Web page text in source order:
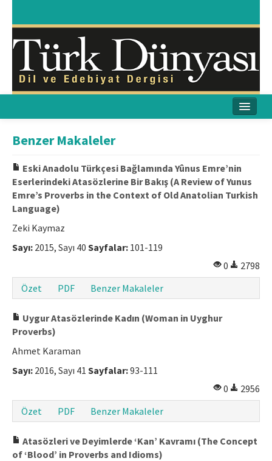
Yayın Kurulu
Yayın İlkeleri
Etik İlkeler
Makale Gönder
ISSN: 1301-0077 · e-ISSN: 2651-5091
Benzer Makaleler
Eski Anadolu Türkçesi Bağlamında Yûnus Emre’nin
Eserlerindeki Atasözlerine Bir Bakış (A Review of Yunus
Emre’s Proverbs in the Context of Old Anatolian Turkish
Language)
Zeki Kaymaz
Sayı: 2015, Sayı 40 Sayfalar: 101-119
0
2798
Özet
PDF Benzer Makaleler
Uygur Atasözlerinde Kadın (Woman in Uyghur
Proverbs)
Ahmet Karaman
Sayı: 2016, Sayı 41 Sayfalar:93-111
0
2956
Özet
PDF Benzer Makaleler
Atasözleri ve Deyimlerde ‘Kan’ Kavramı (The Concept
of ‘Blood’ in Proverbs and Idioms)